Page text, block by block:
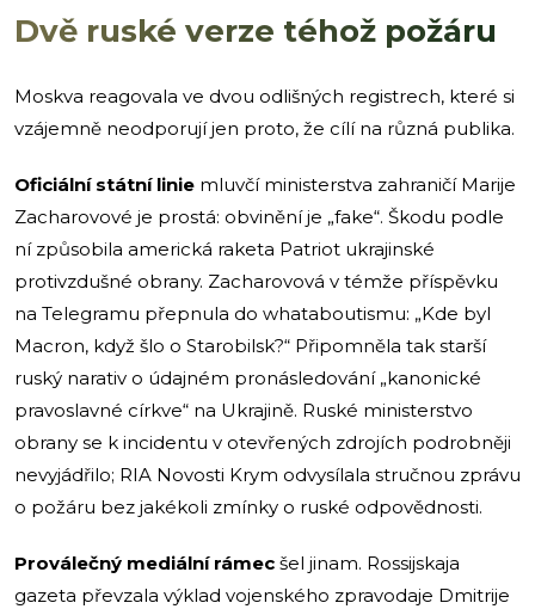
Dvě ruské verze téhož požáru
Moskva reagovala ve dvou odlišných registrech, které si
vzájemně neodporují jen proto, že cílí na různá publika.
Oficiální státní linie mluvčí ministerstva zahraničí Marije
Zacharovové je prostá: obvinění je „fake“. Škodu podle
ní způsobila americká raketa Patriot ukrajinské
protivzdušné obrany. Zacharovová v témže příspěvku
na Telegramu přepnula do whataboutismu: „Kde byl
Macron, když šlo o Starobilsk?“ Připomněla tak starší
ruský narativ o údajném pronásledování „kanonické
pravoslavné církve“ na Ukrajině. Ruské ministerstvo
obrany se k incidentu v otevřených zdrojích podrobněji
nevyjádřilo; RIA Novosti Krym odvysílala stručnou zprávu
o požáru bez jakékoli zmínky o ruské odpovědnosti.
Proválečný mediální rámec šel jinam. Rossijskaja
gazeta převzala výklad vojenského zpravodaje Dmitrije